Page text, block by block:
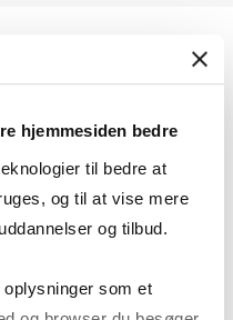
hjemmesiden bedre
til bedre at
og til at vise mere
og tilbud.
som et